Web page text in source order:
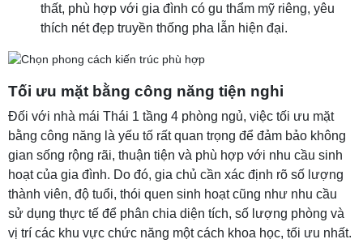
thất, phù hợp với gia đình có gu thẩm mỹ riêng, yêu
thích nét đẹp truyền thống pha lẫn hiện đại.
Tối ưu mặt bằng công năng tiện nghi
Đối với nhà mái Thái 1 tầng 4 phòng ngủ, việc tối ưu mặt
bằng công năng là yếu tố rất quan trọng để đảm bảo không
gian sống rộng rãi, thuận tiện và phù hợp với nhu cầu sinh
hoạt của gia đình. Do đó, gia chủ cần xác định rõ số lượng
thành viên, độ tuổi, thói quen sinh hoạt cũng như nhu cầu
sử dụng thực tế để phân chia diện tích, số lượng phòng và
vị trí các khu vực chức năng một cách khoa học, tối ưu nhất.